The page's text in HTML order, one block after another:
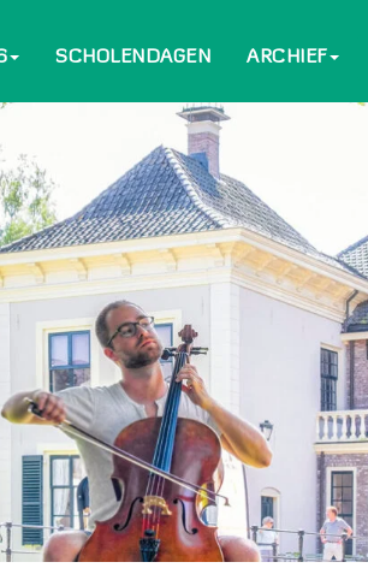
SCHOLENDAGEN ARCHIEF